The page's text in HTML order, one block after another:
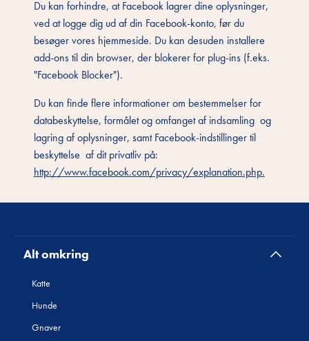
Du kan forhindre, at Facebook lagrer dine oplysninger,
ved at logge dig ud af din Facebook-konto, før du
besøger vores hjemmeside. Du kan desuden installere
add-ons til din browser, der blokerer for plug-ins (f.eks.
"Facebook Blocker").
Du kan finde flere informationer om bestemmelser for
databeskyttelse, formålet og omfanget af indsamling og
lagring af oplysninger, samt Facebook-indstillinger til
beskyttelse af dit privatliv på:
http://www.facebook.com/privacy/explanation.php.
Alt omkring
Katte
Hunde
Gnaver